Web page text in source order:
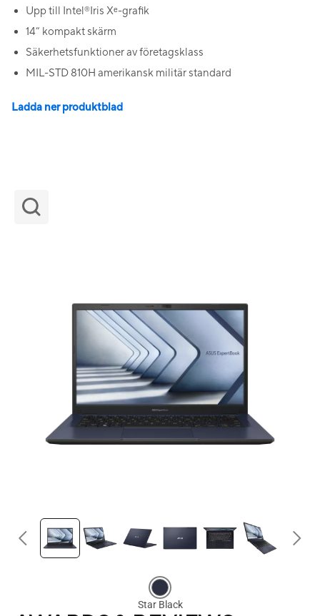
Upp till Intel®Iris Xᵉ-grafik
14” kompakt skärm
Säkerhetsfunktioner av företagsklass
MIL-STD 810H amerikansk militär standard
Ladda ner produktblad